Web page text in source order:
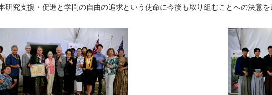
究支援・促進と学問の自由の追求という使命に今後も取り組むことへの決意を